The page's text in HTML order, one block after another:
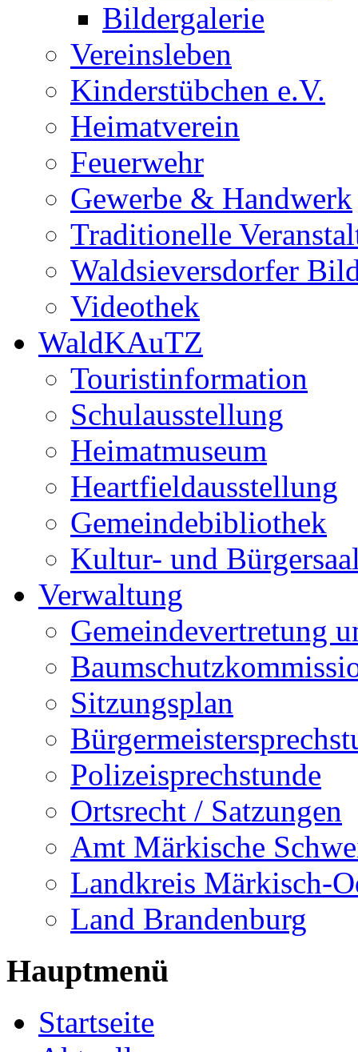
Bildergalerie
Vereinsleben
Kinderstübchen e.V.
Heimatverein
Feuerwehr
Gewerbe & Handwerk
Traditionelle
Waldsieversdorfer
Videothek
WaldKAuTZ
Touristinformation
Schulausstellung
Heimatmuseum
Heartfieldausstellung
Gemeindebibliothek
Kultur- und
Verwaltung
Gemeindevertretung
Sitzungsplan
Polizeisprechstunde
Ortsrecht / Satzungen
Amt Märkische
Landkreis Märkisch-
Land Brandenburg
Hauptmenü
Startseite